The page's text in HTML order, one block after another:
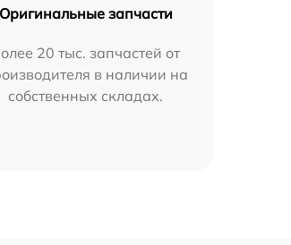
Оригинальные запчасти
20 тыс. запчастей от
в наличии на
собственных складах.